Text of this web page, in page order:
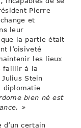
Pierre
et
leur
la partie était
l’oisiveté
les lieux
faillir à la
Stein
diplomatie
bien né est
»
certain